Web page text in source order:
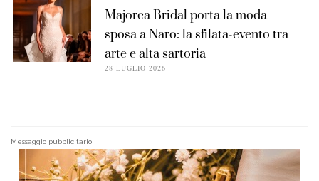
Majorca Bridal porta la moda
sposa a Naro: la sfilata-evento tra
arte e alta sartoria
28 LUGLIO 2026
Messaggio pubblicitario